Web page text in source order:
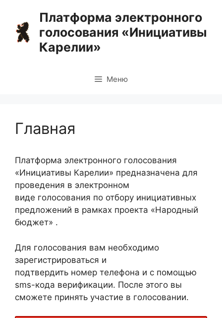
содержимому
Платформа электронного
голосования «Инициативы
Карелии»
Меню
Главная
Платформа электронного голосования
«Инициативы Карелии» предназначена для
проведения в электронном
виде голосования по отбору инициативных
предложений в рамках проекта «Народный
бюджет» .
Для голосования вам необходимо
зарегистрироваться и
подтвердить номер телефона и с помощью
sms-кода верификации. После этого вы
сможете принять участие в голосовании.